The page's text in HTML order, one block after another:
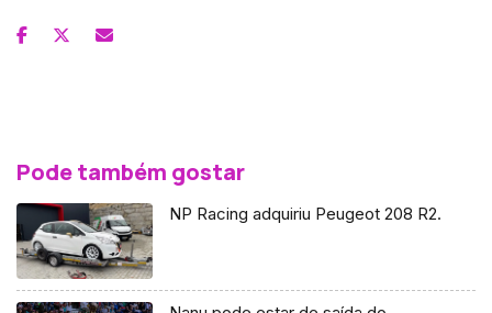
Pode também gostar
NP Racing adquiriu Peugeot 208 R2.